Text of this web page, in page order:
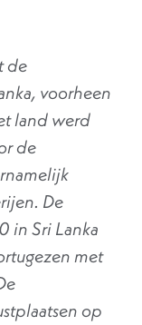
de
voorheen
land werd
de
De
in Sri Lanka
met
op